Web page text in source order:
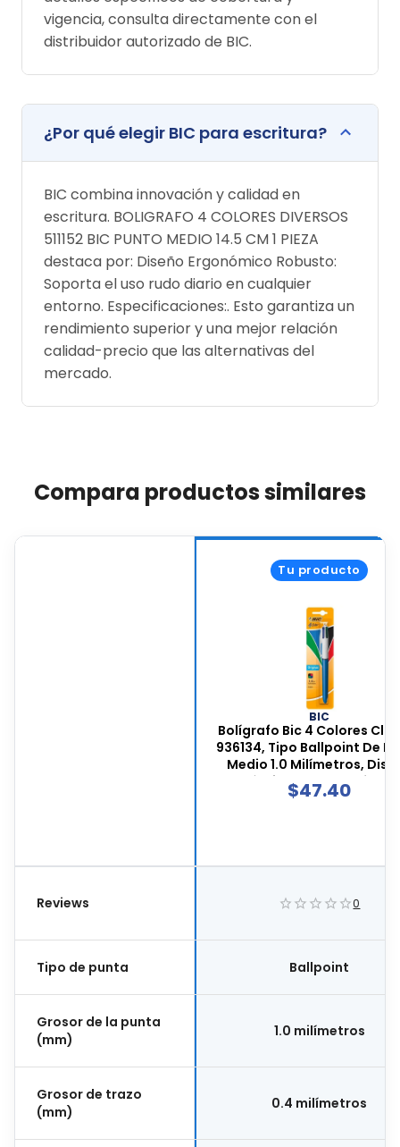
vigencia, consulta directamente con el
distribuidor autorizado de BIC.
¿Por qué elegir BIC para escritura?
BIC combina innovación y calidad en
escritura. BOLIGRAFO 4 COLORES DIVERSOS
511152 BIC PUNTO MEDIO 14.5 CM 1 PIEZA
destaca por: Diseño Ergonómico Robusto:
Soporta el uso rudo diario en cualquier
entorno. Especificaciones:. Esto garantiza un
rendimiento superior y una mejor relación
calidad-precio que las alternativas del
mercado.
Compara productos similares
Tu producto
BIC
Bolígrafo Bic 4 Colores
936134, Tipo Ballpoint De
Medio 1.0 Milímetros,
Retráctil De 14.5
Tinta Surtida, 1 Pieza,
$47.40
Reviews 0
Tipo de punta Ballpoint
Grosor de la punta
(mm)
1.0 milímetros
Grosor de trazo
(mm)
0.4 milímetros